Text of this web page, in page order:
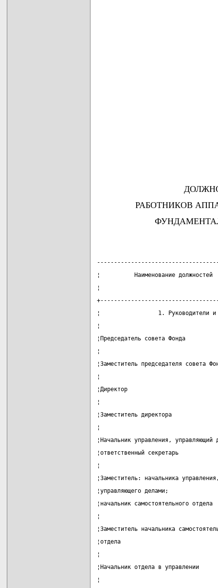
РАБОТНИКОВ
¦          Наименование
¦
¦                 1. Руководители
¦
¦Председатель совета
¦
¦Заместитель председателя
¦
¦Директор
¦
¦Заместитель директора
¦
¦Начальник управления,
¦ответственный секретарь
¦
¦Заместитель: начальника
¦управляющего делами;
¦начальник самостоятельного
¦
¦Заместитель начальника
¦отдела
¦
¦Начальник отдела в
¦